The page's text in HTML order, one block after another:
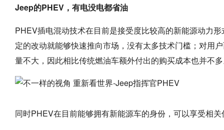
Jeep的PHEV，有电没电都省油
PHEV插电混动技术在目前是接受度比较高的新能源动力
定的改动就能够快速推向市场，没有太多技术门槛；对用
量不大，因此相比传统燃油车额外付出的购买成本也并不
同时PHEV在目前能够拥有新能源车的身份，可以享受相